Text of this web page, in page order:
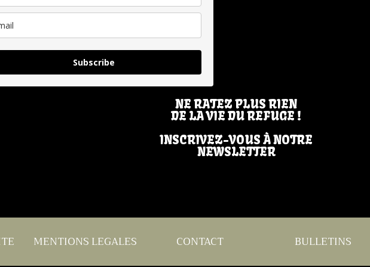
Subscribe
NE RATEZ PLUS RIEN
DE LA VIE DU REFUGE !
INSCRIVEZ-VOUS À NOTRE
NEWSLETTER
MENTIONS LEGALES CONTACT BULLETINS